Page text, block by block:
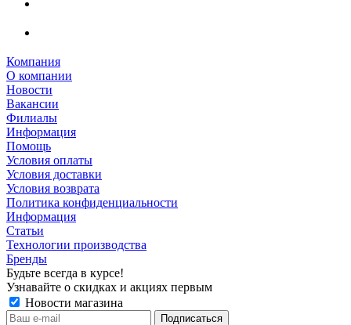
Компания
О компании
Новости
Вакансии
Филиалы
Информация
Помощь
Условия оплаты
Условия доставки
Условия возврата
Политика конфиденциальности
Информация
Статьи
Технологии производства
Бренды
Будьте всегда в курсе!
Узнавайте о скидках и акциях первым
Новости магазина